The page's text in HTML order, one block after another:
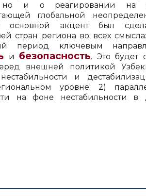
но и о реагировании на
глобальной
основной акцент был
стран региона во всех
период ключевым
и безопасность. Это будет
внешней политикой
и
уровне; 2)
на фоне нестабильности в